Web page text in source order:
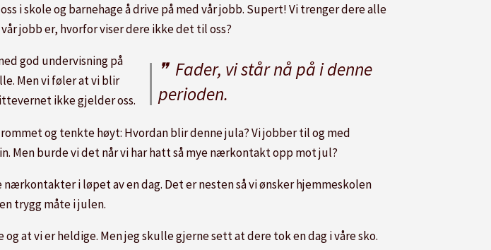
i skole og barnehage å drive på med vår jobb. Supert! Vi trenger dere alle
jobb er, hvorfor viser dere ikke det til oss?
Fader, vi står nå på i denne
perioden.
god undervisning på
Men vi føler at vi blir
ikke gjelder oss.
og tenkte høyt: Hvordan blir denne jula? Vi jobber til og med
Men burde vi det når vi har hatt så mye nærkontakt opp mot jul?
i løpet av en dag. Det er nesten så vi ønsker hjemmeskolen
trygg måte i julen.
at vi er heldige. Men jeg skulle gjerne sett at dere tok en dag i våre sko.